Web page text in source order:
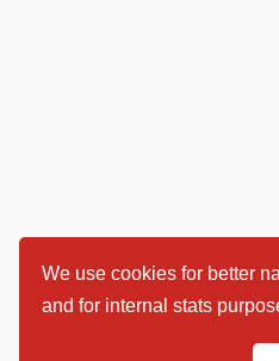
We use cookies for better
and for internal stats